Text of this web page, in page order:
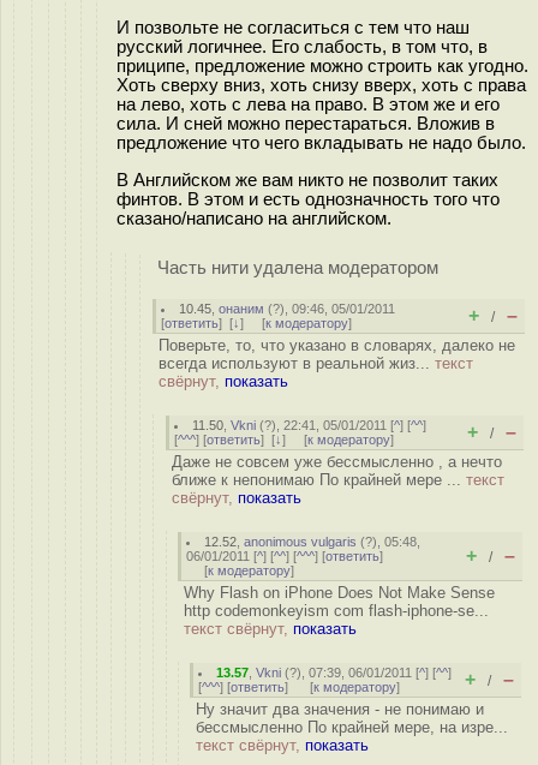
И позвольте не согласиться с тем что наш
русский логичнее. Его слабость, в том что, в
приципе, предложение можно строить как угодно.
Хоть сверху вниз, хоть снизу вверх, хоть с права
на лево, хоть с лева на право. В этом же и его
сила. И сней можно перестараться. Вложив в
предложение что чего вкладывать не надо было.
В Английском же вам никто не позволит таких
финтов. В этом и есть однозначность того что
сказано/написано на английском.
Часть нити удалена модератором
10.45 ,онаним (?), 09:46, 05/01/2011
[ответить] [↓] [к модератору] + / –
Поверьте, то, что указано в словарях, далеко не
всегда используют в реальной жиз... текст
свёрнут, показать
11.50 ,Vkni (?), 22:41, 05/01/2011 [^] [^^]
[^^^] [ответить] [↓] [к модератору] + / –
Даже не совсем уже бессмысленно , а нечто
ближе к непонимаю По крайней мере ... текст
свёрнут, показать
12.52 ,anonimous vulgaris (?), 05:48,
06/01/2011 [^] [^^] [^^^] [ответить]
[к модератору]
+ / –
Why Flash on iPhone Does Not Make Sense
http codemonkeyism com flash-iphone-se...
текст свёрнут, показать
13.57 ,Vkni (?), 07:39, 06/01/2011 [^] [^^]
[^^^] [ответить] [к модератору] + / –
Ну значит два значения - не понимаю и
бессмысленно По крайней мере, на изре...
текст свёрнут, показать